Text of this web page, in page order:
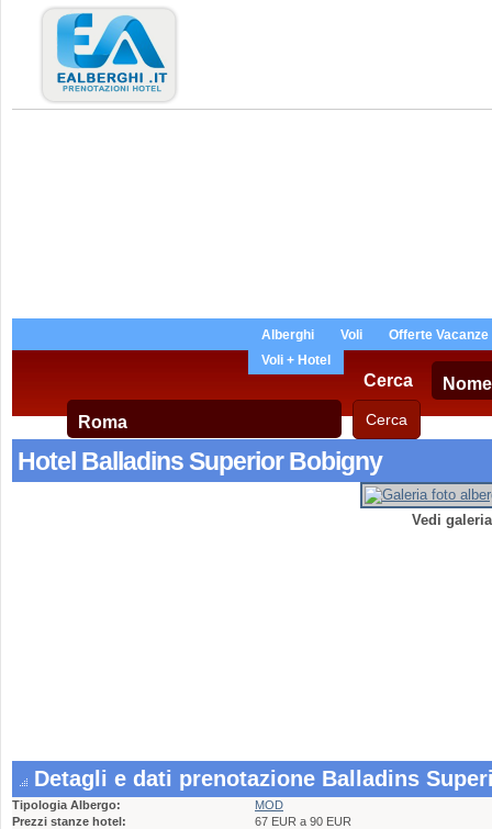
Alberghi Voli
Offerte Vacanze
Voli + Hotel
Cerca
Hotel Balladins Superior Bobigny
Vedi
Detagli e dati prenotazione Balladins
Tipologia Albergo:
MOD
Prezzi stanze hotel:
67 EUR a 90 EUR